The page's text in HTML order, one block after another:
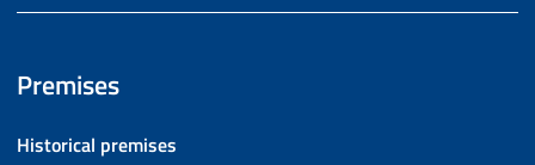
Premises
Historical premises